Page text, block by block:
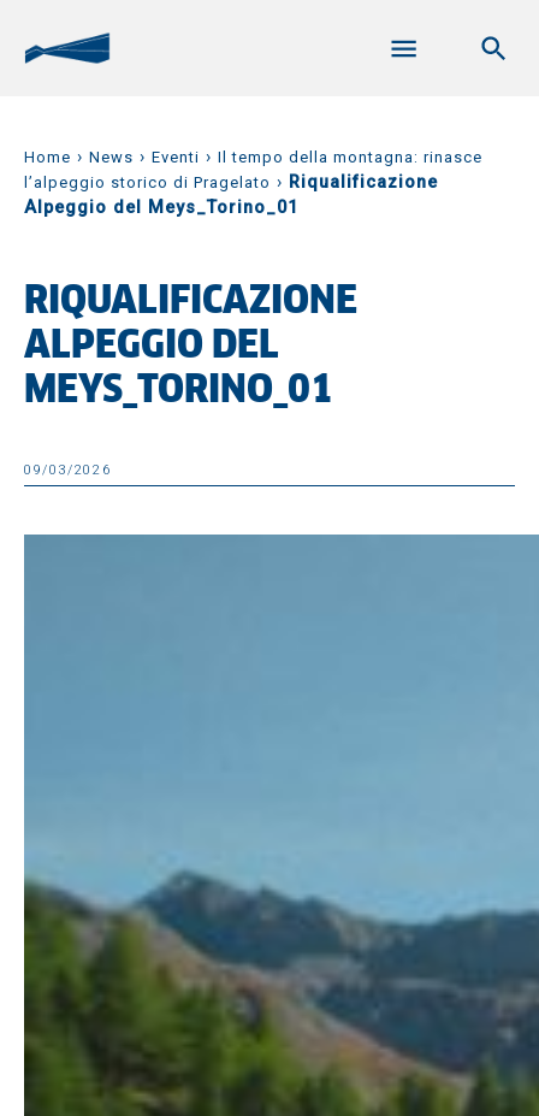
Home › News › Eventi › Il tempo della montagna: rinasce
l’alpeggio storico di Pragelato › Riqualificazione
Alpeggio del Meys_Torino_01
RIQUALIFICAZIONE
ALPEGGIO DEL
MEYS_TORINO_01
09/03/2026